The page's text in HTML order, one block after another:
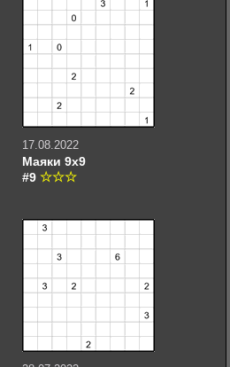
17.08.2022
Маяки 9х9
#9